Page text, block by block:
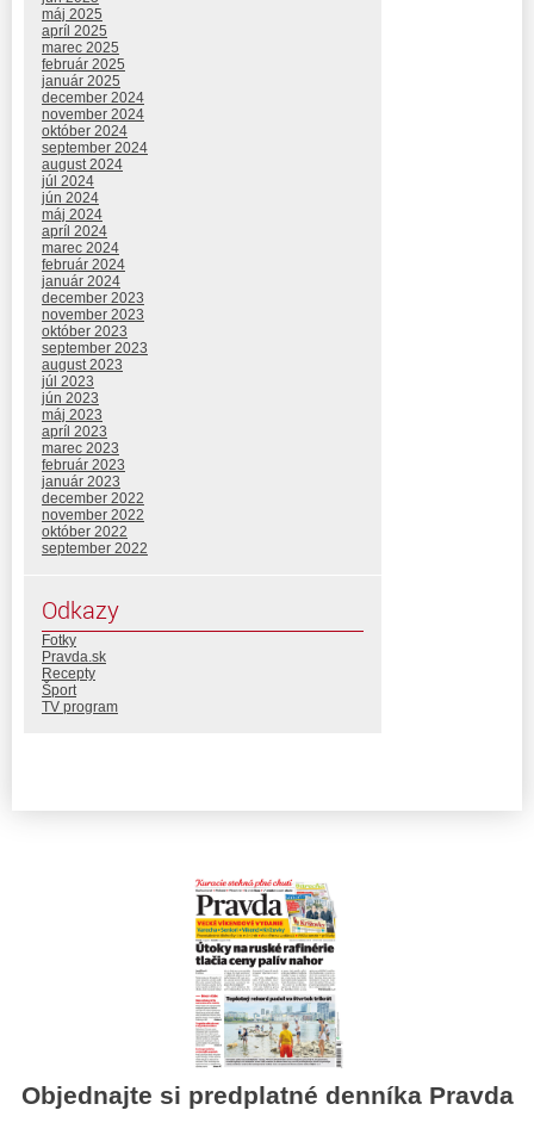
máj 2025
apríl 2025
marec 2025
február 2025
január 2025
december 2024
november 2024
október 2024
september 2024
august 2024
júl 2024
jún 2024
máj 2024
apríl 2024
marec 2024
február 2024
január 2024
december 2023
november 2023
október 2023
september 2023
august 2023
júl 2023
jún 2023
máj 2023
apríl 2023
marec 2023
február 2023
január 2023
december 2022
november 2022
október 2022
september 2022
Odkazy
Fotky
Pravda.sk
Recepty
Šport
TV program
Objednajte si predplatné denníka Pravda